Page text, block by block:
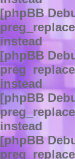
[phpBB
instead
[phpBB
instead
[phpBB
instead
[phpBB